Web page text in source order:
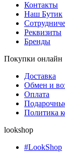
Контакты
Наш Бутик
Реквизиты
Бренды
Покупки онлайн
Доставка
Обмен и
Оплата
Политика
lookshop
#LookShop